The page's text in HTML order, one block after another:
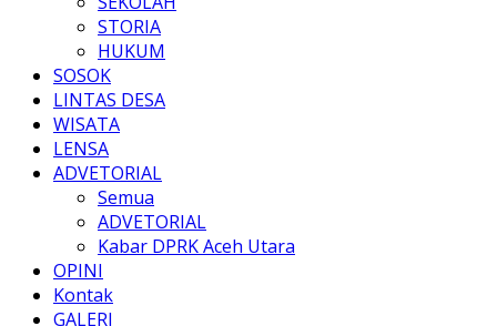
STORIA
HUKUM
SOSOK
LINTAS DESA
WISATA
LENSA
ADVETORIAL
Semua
ADVETORIAL
Kabar DPRK Aceh Utara
OPINI
Kontak
GALERI